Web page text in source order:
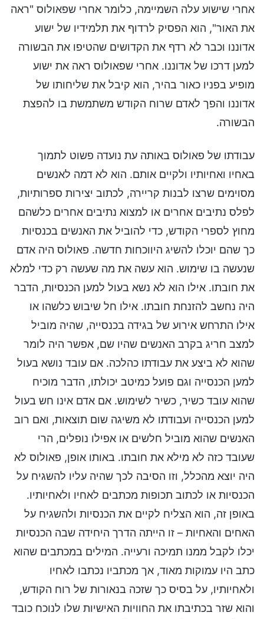
אחרי שישוע עלה השמיימה, כלומר אחרי שפאולוס "ראה
את האור", הוא הפסיק לרדוף את תלמידיו של ישוע
אדוננו וכבר לא רדף את הקדושים שהטיפו את הבשורה
למען דרכו של אדוננו. אחרי שפאולוס ראה את ישוע
מופיע בפניו כאור בהיר, הוא קיבל את שליחותו של
אדוננו והפך לאדם שרוח הקודש משתמשת בו להפצת
הבשורה.
עבודתו של פאולוס באותה עת נועדה פשוט לתמוך
באחיו ואחיותיו ולקיים אותם. הוא לא דמה לאנשים
מסוימים שרצו לבנות קריירה, לכתוב יצירות ספרותיות,
לפלס נתיבים אחרים או למצוא נתיבים אחרים כלשהם
מחוץ לספרי הקודש, כדי להוביל את האנשים בכנסיות
כך שהם יוכלו להשיג היווכחות חדשה. פאולוס היה אדם
שנעשה בו שימוש. הוא עשה את מה שעשה רק כדי למלא
את חובתו. אילו הוא לא נשא בעול למען הכנסיות, הדבר
היה נחשב להזנחת חובתו. אילו חל שיבוש כלשהו או
אילו התרחש אירוע של בגידה בכנסייה, שהיה מוביל
למצב חריג בקרב האנשים שהיו שם, אפשר היה לומר
שהוא לא ביצע את עבודתו כהלכה. אם עובד נושא בעול
למען הכנסייה וגם פועל כמיטב יכולתו, הדבר מוכיח
שהוא עובד כשיר, כשיר לשימוש. אם אדם אינו חש בעול
למען הכנסייה ועבודתו לא משיגה שום תוצאות, ואם רוב
האנשים שהוא מוביל חלשים או אפילו נופלים, הרי
שעובד כזה לא מילא את חובתו. באותו אופן, פאולוס לא
היה יוצא מהכלל, וזו הסיבה לכך שהיה עליו להשגיח על
הכנסיות או לכתוב תכופות מכתבים לאחיו ולאחיותיו.
באופן זה, הוא הצליח לקיים את הכנסיות ולהשגיח על
האחים והאחיות – זו הייתה הדרך היחידה שבה הכנסיות
יכלו לקבל ממנו תמיכה ורעייה. המילים במכתבים שהוא
כתב היו עמוקות מאוד, אך מכתביו נכתבו לאחיו
ולאחיותיו, על בסיס כך שזכה בנאורות של רוח הקודש,
והוא שזר בכתיבתו את החוויות האישיות שלו לנוכח כובד